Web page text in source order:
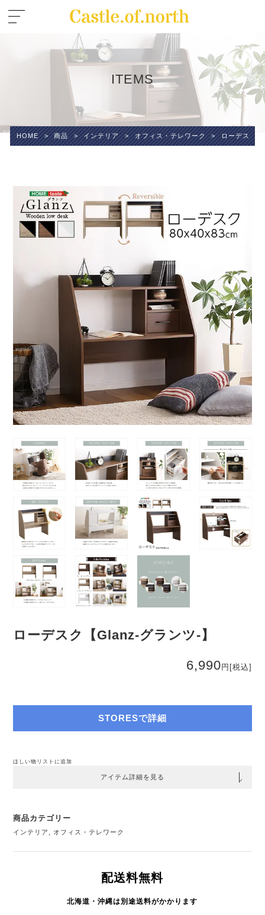
ITEMS
HOME > 商品 > インテリア > オフィス・テレワーク > ローデスク
ローデスク【Glanz-グランツ-】
6,990円 [税込]
STORESで詳細
ほしい物リストに追加
アイテム詳細を見る
商品カテゴリー
インテリア オフィス・テレワーク
配送料無料
北海道・沖縄は別途送料がかかります